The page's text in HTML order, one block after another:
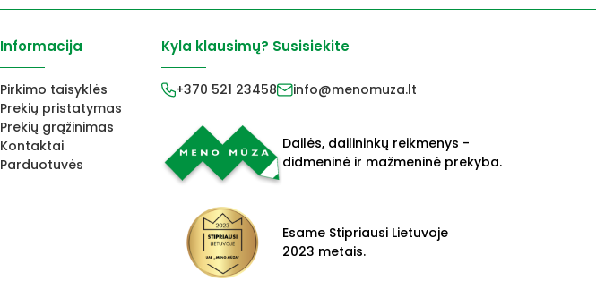
Informacija
Pirkimo taisyklės
Prekių pristatymas
Prekių grąžinimas
Kontaktai
Parduotuvės
Kyla klausimų? Susisiekite
+370 521 23458 info@menomuza.lt
Dailės, dailininkų reikmenys -
didmeninė ir mažmeninė prekyba.
Esame Stipriausi Lietuvoje
2023 metais.